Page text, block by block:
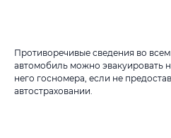
Противоречивые сведения во
автомобиль можно эвакуировать
него госномера, если не
автостраховании.